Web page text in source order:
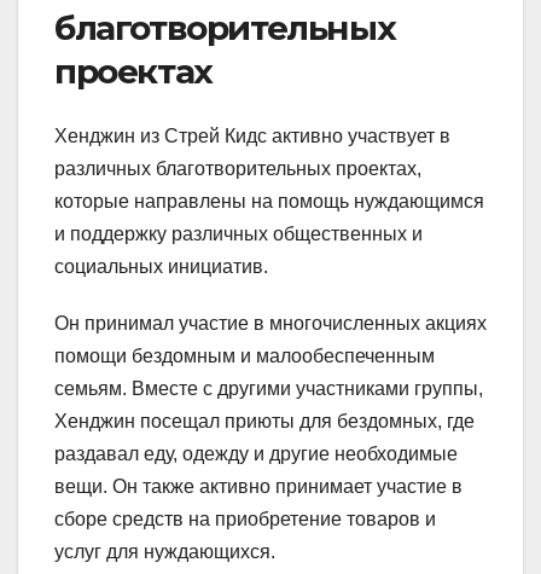
благотворительных
проектах
Хенджин из Стрей Кидс активно участвует в
различных благотворительных проектах,
которые направлены на помощь нуждающимся
и поддержку различных общественных и
социальных инициатив.
Он принимал участие в многочисленных акциях
помощи бездомным и малообеспеченным
семьям. Вместе с другими участниками группы,
Хенджин посещал приюты для бездомных, где
раздавал еду, одежду и другие необходимые
вещи. Он также активно принимает участие в
сборе средств на приобретение товаров и
услуг для нуждающихся.